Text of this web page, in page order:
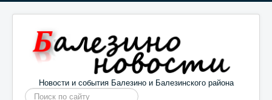
Новости и события Балезино и Балезинского района
Искать...